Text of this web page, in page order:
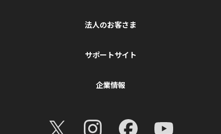
法人のお客さま
サポートサイト
企業情報